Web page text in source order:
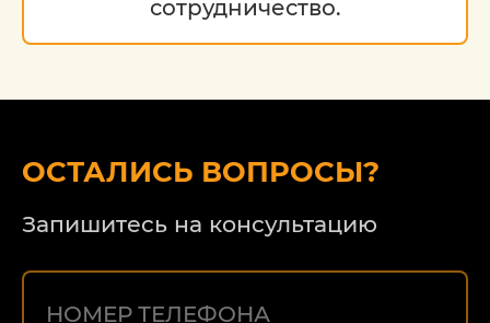
сотрудничество.
ОСТАЛИСЬ ВОПРОСЫ?
Запишитесь на консультацию